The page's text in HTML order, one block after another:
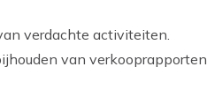
verdachte activiteiten.
van verkooprapporten